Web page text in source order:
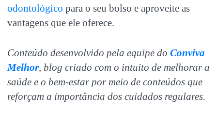
odontológico para o seu bolso e aproveite as
vantagens que ele oferece.
Conteúdo desenvolvido pela equipe do Conviva
Melhor, blog criado com o intuito de melhorar a
saúde e o bem-estar por meio de conteúdos que
reforçam a importância dos cuidados regulares.